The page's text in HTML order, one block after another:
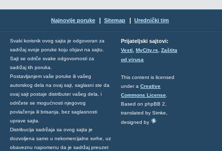
Najnovije poruke Sitemap Urednički tim
Svaki korisnik ovog sajta je odgovoran za
sadržaj svoje poruke koju objavi na sajtu.
Sajt se odriče svake odgovornosti za
sadržaj tih poruka.
Postavljanjem vaše poruke ili vašeg
autorskog dela na ovaj sajt, saglasni ste da
ovaj sajt postaje distributer vašeg dela, i
odričete se mogućnosti njegovog
povlačenja ili brisanja, bez saglasnosti
uprave sajta.
Distribucija sadržaja sa ovog sajta je
dozvoljena samo u nekomercijalne svrhe, uz
obaveznu napomenu da je sadržaj preuzet
Prijateljski sajtovi:
Vesti, MyCity.rs, Zaštita
od virusa
This content is licensed
under a Creative
Commons License
Based on phpBB 2,
translated by Simke,
designed by